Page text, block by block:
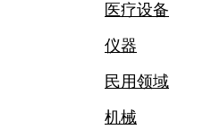
医疗设备
仪器
民用领域
机械